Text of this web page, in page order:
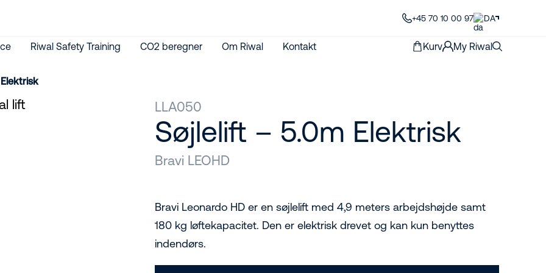
+45 70 10 00 97 DA
Riwal Safety Training CO2 beregner Om Riwal Kontakt Kurv My Riwal
LLA050
Søjlelift – 5.0m Elektrisk
Bravi LEOHD
Bravi Leonardo HD er en søjlelift med 4,9 meters arbejdshøjde samt
180 kg løftekapacitet. Den er elektrisk drevet og kan kun benyttes
indendørs.